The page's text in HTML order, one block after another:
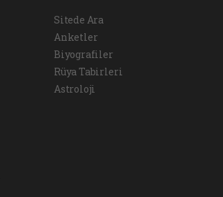
Sitede Ara
Anketler
Biyografiler
Rüya Tabirleri
Astroloji